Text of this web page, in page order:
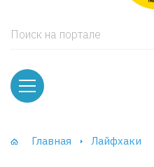
Поиск на портале
Главная Лайфхаки
и тумбы